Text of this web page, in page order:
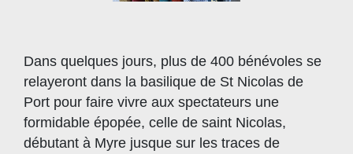
Dans quelques jours, plus de 400 bénévoles se
relayeront dans la basilique de St Nicolas de
Port pour faire vivre aux spectateurs une
formidable épopée, celle de saint Nicolas,
débutant à Myre jusque sur les traces de